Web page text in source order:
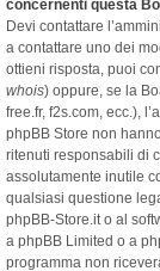
concernenti questa
Devi contattare
a contattare uno dei
ottieni risposta, puoi
whois) oppure, se la
free.fr, f2s.com, ecc.),
phpBB Store non
ritenuti responsabili di
assolutamente inutile
qualsiasi questione
phpBB-Store.it o al
a phpBB Limited o a
programma non